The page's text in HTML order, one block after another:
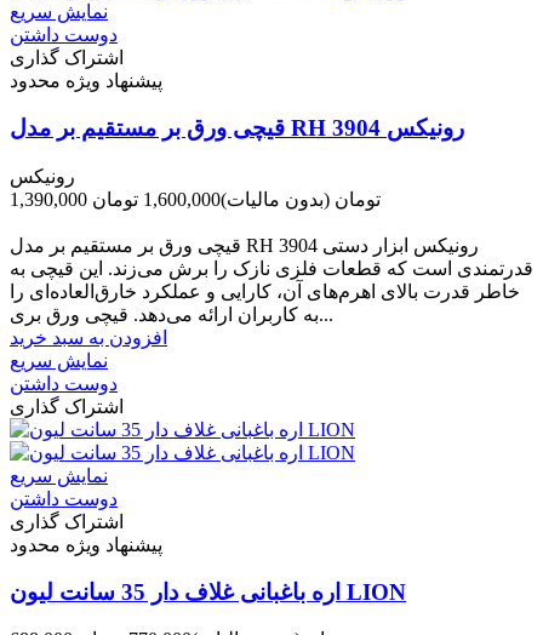
نمایش سریع
دوست داشتن
اشتراک گذاری
پیشنهاد ویژه محدود
قیچی ورق بر مستقیم بر مدل RH 3904 رونیکس
رونیکس
1,390,000 تومان (بدون مالیات)1,600,000 تومان
قیچی ورق بر مستقیم بر مدل RH 3904 رونیکس ابزار دستی
قدرتمندی است که قطعات فلزی نازک را برش می‌زند. این قیچی به
خاطر قدرت بالای اهرم‌های آن، کارایی و عملکرد خارق‌العاده‌ای را
به کاربران ارائه می‌دهد. قیچی ورق بری...
افزودن به سبد خرید
نمایش سریع
دوست داشتن
اشتراک گذاری
نمایش سریع
دوست داشتن
اشتراک گذاری
پیشنهاد ویژه محدود
اره باغبانی غلاف دار 35 سانت لیون LION